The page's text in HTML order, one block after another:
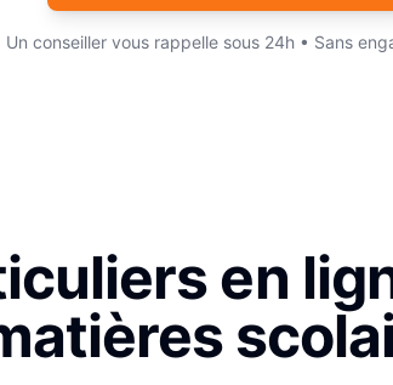
Un conseiller vous rappelle sous 24h • Sans
en